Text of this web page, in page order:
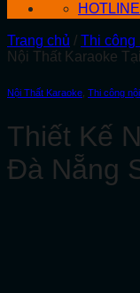
Trang chủ / Thi công
Nội Thất Karaoke
Nội Thất Karaoke Thi công
Thiết Kế
Đà Nẵng